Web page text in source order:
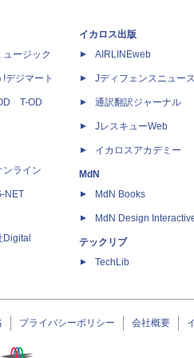
ュージック
デジマート
T-OD
ンライン
NET
Digital
イカロス出版
AIRLINEweb
Jディフェンスニュー
通訳翻訳ジャーナル
JレスキューWeb
イカロスアカデミー
MdN
MdN Books
MdN Design
テックリブ
TechLib
プライバシーポリシー 会社概要